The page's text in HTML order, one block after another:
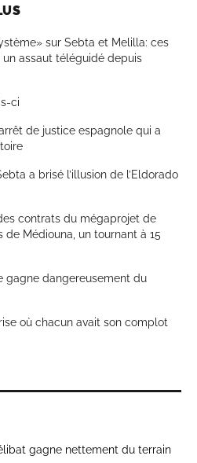
sur Sebta et Melilla: ces
assaut téléguidé depuis
ci
de justice espagnole qui a
a brisé l’illusion de l’Eldorado
contrats du mégaprojet de
Médiouna, un tournant à 15
gagne dangereusement du
où chacun avait son complot
gagne nettement du terrain